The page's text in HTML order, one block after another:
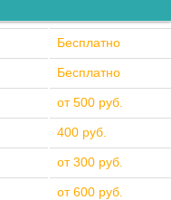
Бесплатно
Бесплатно
от 500 руб.
400 руб.
от 300 руб.
от 600 руб.